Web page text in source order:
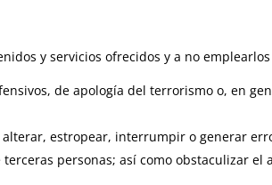
y servicios ofrecidos y a no
de apología del terrorismo o, en
estropear, interrumpir o generar
personas; así como obstaculizar